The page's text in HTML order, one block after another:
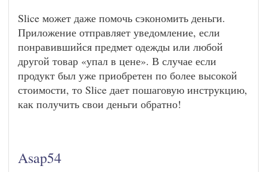
Slice может даже помочь сэкономить деньги.
Приложение отправляет уведомление, если
понравившийся предмет одежды или любой
другой товар «упал в цене». В случае если
продукт был уже приобретен по более высокой
стоимости, то Slice дает пошаговую инструкцию,
как получить свои деньги обратно!
Asap54